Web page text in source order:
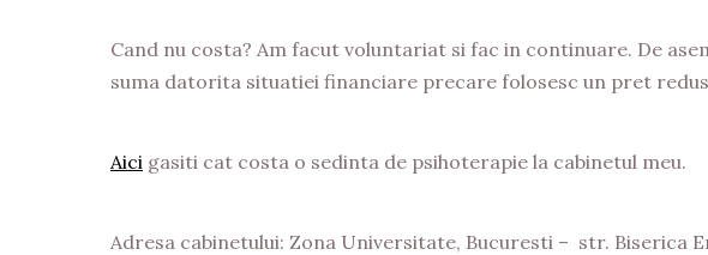
Cand nu costa? Am facut voluntariat si fac in continuare. De
suma datorita situatiei financiare precare folosesc un pret
Aici gasiti cat costa o sedinta de psihoterapie la cabinetul meu.
Adresa cabinetului: Zona Universitate, Bucuresti – str. Biserica